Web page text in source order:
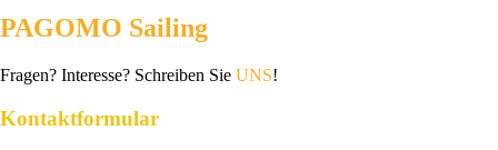
PAGOMO Sailing
Fragen? Interesse? Schreiben Sie UNS!
Kontaktformular